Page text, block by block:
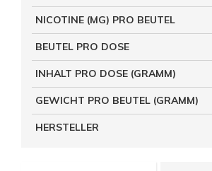
NICOTINE (MG) PRO BEUTEL
BEUTEL PRO DOSE
INHALT PRO DOSE (GRAMM)
GEWICHT PRO BEUTEL (GRAMM)
HERSTELLER